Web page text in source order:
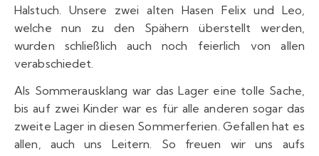
Halstuch. Unsere zwei alten Hasen Felix und Leo,
welche nun zu den Spähern überstellt werden,
wurden schließlich auch noch feierlich von allen
verabschiedet.
Als Sommerausklang war das Lager eine tolle Sache,
bis auf zwei Kinder war es für alle anderen sogar das
zweite Lager in diesen Sommerferien. Gefallen hat es
allen, auch uns Leitern. So freuen wir uns aufs